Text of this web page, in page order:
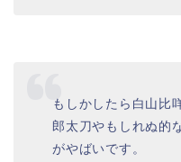
もしかしたら白山比
郎太刀やもしれぬ的
がやばいです。